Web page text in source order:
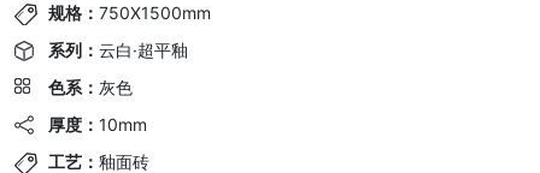
规格： 750X1500mm
系列： 云白·超平釉
色系： 灰色
厚度： 10mm
工艺： 釉面砖